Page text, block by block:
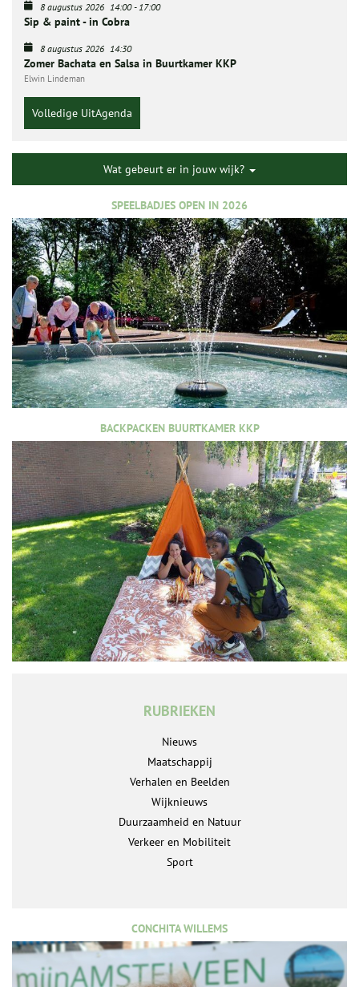
8 augustus 2026 14:00-17:00
Sip & paint - in Cobra
8 augustus 2026 14:30
Zomer Bachata en Salsa in Buurtkamer KKP
Elwin Lindeman
Volledige UitAgenda
Wat gebeurt er in jouw wijk?
SPEELBADJES OPEN IN 2026
BACKPACKEN BUURTKAMER KKP
RUBRIEKEN
Nieuws
Maatschappij
Verhalen en Beelden
Wijknieuws
Duurzaamheid en Natuur
Verkeer en Mobiliteit
Sport
CONCHITA WILLEMS